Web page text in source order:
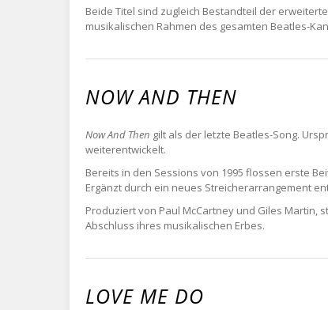
Beide Titel sind zugleich Bestandteil der
musikalischen Rahmen des gesamten Beatles-
NOW AND THEN
Now And Then gilt als der letzte Beatles-Song.
weiterentwickelt.
Bereits in den Sessions von 1995 flossen erste
Ergänzt durch ein neues Streicherarrangement
Produziert von Paul McCartney und Giles Martin,
Abschluss ihres musikalischen Erbes.
LOVE ME DO